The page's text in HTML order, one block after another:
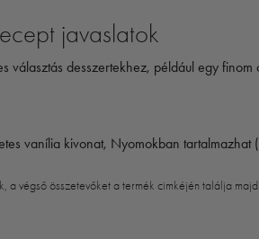
javaslatok
választás desszertekhez, például egy
vanília kivonat, Nyomokban tartalmazhat (
a végső összetevőket a termék cimkéjén találja majd